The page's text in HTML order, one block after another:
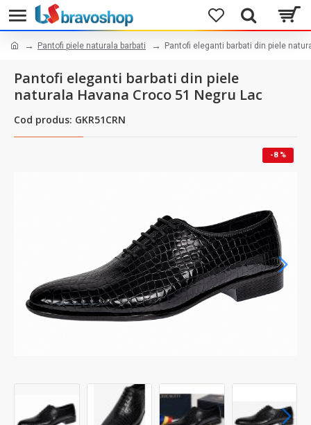
Pantofi piele naturala barbati Pantofi eleganti barbati din piele
Pantofi eleganti barbati din piele
naturala Havana Croco 51 Negru Lac
Cod produs: GKR51CRN
-8 %